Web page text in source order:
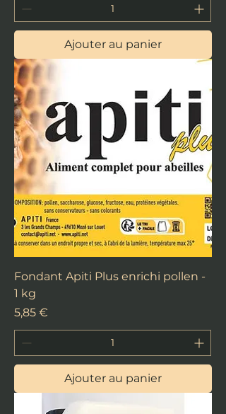
Ajouter au panier
Fondant Apiti Plus enrichi pollen -
1 kg
Prix
5,85 €
Ajouter au panier